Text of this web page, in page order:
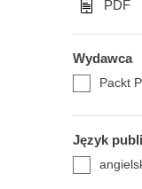
PDF
Wydawca
Packt
Język